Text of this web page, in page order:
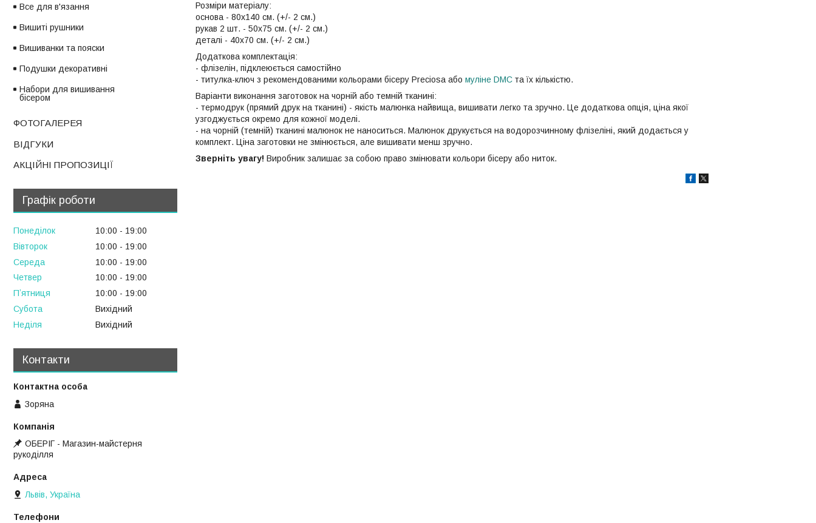
Розміри матеріалу:
основа - 80х140 см. (+/- 2 см.)
рукав 2 шт. - 50х75 см. (+/- 2 см.)
деталі - 40х70 см. (+/- 2 см.)
Додаткова комплектація:
- флізелін, підклеюється самостійно
- титулка-ключ з рекомендованими кольорами бісеру Preciosa або муліне DMC та їх кількістю.
Варіанти виконання заготовок на чорній або темній тканині:
- термодрук (прямий друк на тканині) - якість малюнка найвища, вишивати легко та зручно. Це додаткова опція, ціна якої
узгоджується окремо для кожної моделі.
- на чорній (темній) тканині малюнок не наноситься. Малюнок друкується на водорозчинному флізеліні, який додається у
комплект. Ціна заготовки не змінюється, але вишивати менш зручно.
Зверніть увагу! Виробник залишає за собою право змінювати кольори бісеру або ниток.
Все для в'язання
Вишиті рушники
Вишиванки та пояски
Подушки декоративні
Набори для вишивання
бісером
ФОТОГАЛЕРЕЯ
ВІДГУКИ
АКЦІЙНІ ПРОПОЗИЦІЇ
Графік роботи
Понеділок 10:00
19:00
Вівторок
10:00
19:00
Середа
10:00
19:00
Четвер
10:00
19:00
Пʼятниця
10:00
19:00
Субота
Вихідний
Неділя
Вихідний
Контакти
Зоряна
ОБЕРІГ - Магазин-майстерня
рукоділля
Львів, Україна